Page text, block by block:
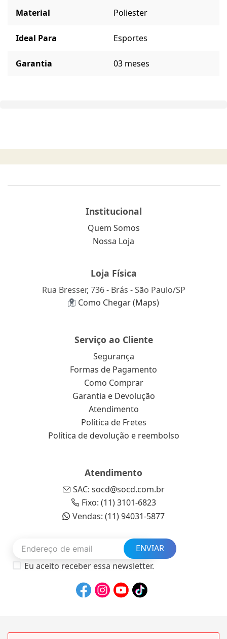
Material Poliester
Ideal Para Esportes
Garantia 03 meses
Institucional
Quem Somos
Nossa Loja
Loja Física
Rua Bresser, 736 - Brás - São Paulo/SP
Como Chegar (Maps)
Serviço ao Cliente
Segurança
Formas de Pagamento
Como Comprar
Garantia e Devolução
Atendimento
Política de Fretes
Política de devolução e reembolso
Atendimento
SAC: socd@socd.com.br
Fixo: (11) 3101-6823
Vendas: (11) 94031-5877
ENVIAR
Eu aceito receber essa newsletter.